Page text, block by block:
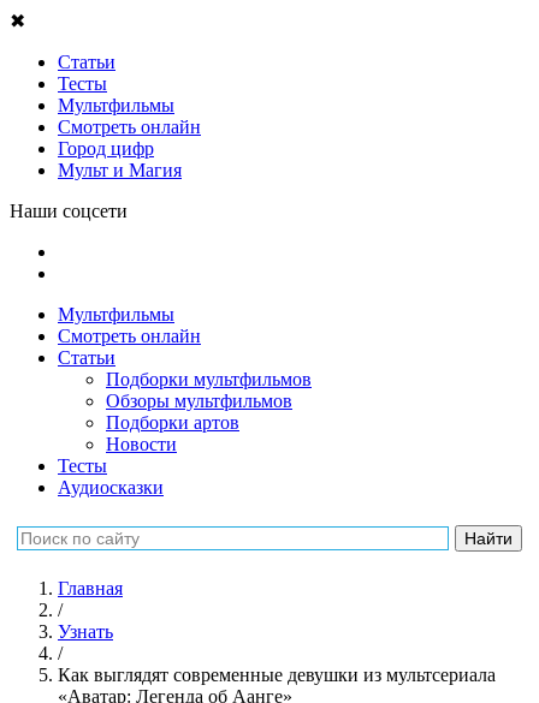
✖
Статьи
Тесты
Мультфильмы
Смотреть онлайн
Город цифр
Мульт и Магия
Наши соцсети
Мультфильмы
Смотреть онлайн
Статьи
Подборки мультфильмов
Обзоры мультфильмов
Подборки артов
Новости
Тесты
Аудиосказки
Главная
/
Узнать
/
Как выглядят современные девушки из мультсериала
«Аватар: Легенда об Аанге»